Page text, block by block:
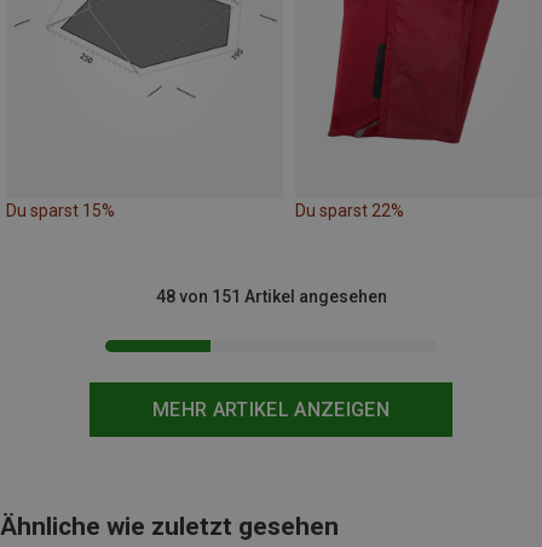
Du sparst 15% Du sparst 22%
MEHR ARTIKEL ANZEIGEN
48 von 151 Artikel angesehen
Ähnliche wie zuletzt gesehen